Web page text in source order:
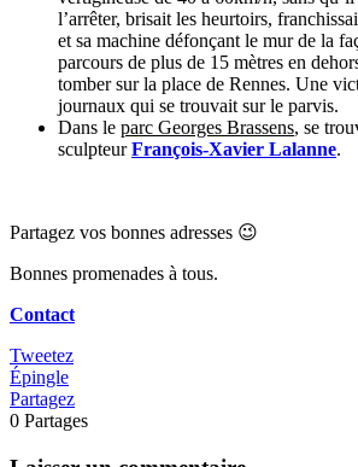
l’arrêter, brisait les heurtoirs,
et sa machine défonçant le mur de la
parcours de plus de 15 mètres en
tomber sur la place de Rennes. Une
journaux qui se trouvait sur le parvis.
Dans le parc Georges Brassens, se
sculpteurFrançois-Xavier Lalanne.
Partagez vos bonnes adresses 😉
Bonnes promenades à tous.
Contact
Tweetez
Épingle
Partagez
0 Partages